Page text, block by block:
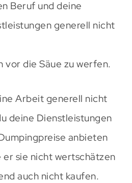
Beruf und deine
generell nicht
vor die Säue zu werfen.
Arbeit generell nicht
deine Dienstleistungen
anbieten
er sie nicht wertschätzen
auch nicht kaufen.